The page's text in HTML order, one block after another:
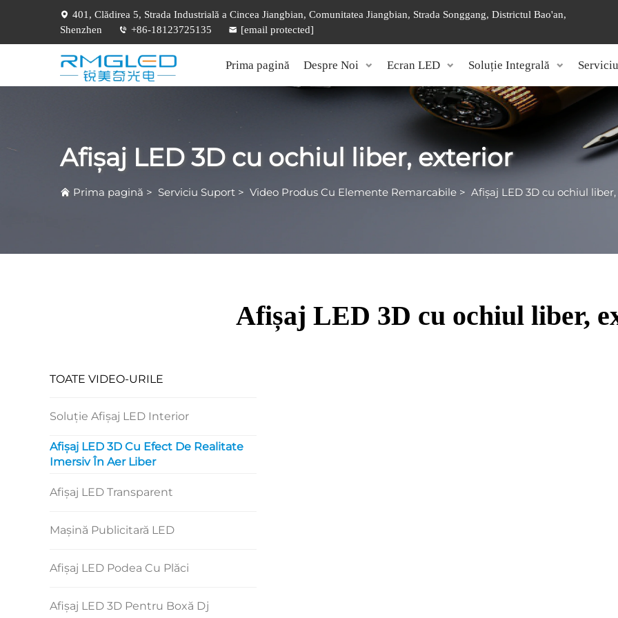
401, Clădirea 5, Strada Industrială a Cincea Jiangbian, Comunitatea Jiangbian, Strada Songgang, Districtul Bao'an,
Shenzhen
+86-18123725135 [email protected]
Prima pagină Despre Noi Ecran LED Soluție Integrală
Afișaj LED 3D cu ochiul liber, exterior
Prima pagină > Serviciu Suport > Video Produs Cu Elemente Remarcabile > Afișaj LED 3D cu ochiul
Afișaj LED 3D cu ochiul liber,
TOATE VIDEO-URILE
Soluție Afișaj LED Interior
Afișaj LED 3D Cu Efect De Realitate
Imersiv În Aer Liber
Afișaj LED Transparent
Mașină Publicitară LED
Afișaj LED Podea Cu Plăci
Afișaj LED 3D Pentru Boxă Dj